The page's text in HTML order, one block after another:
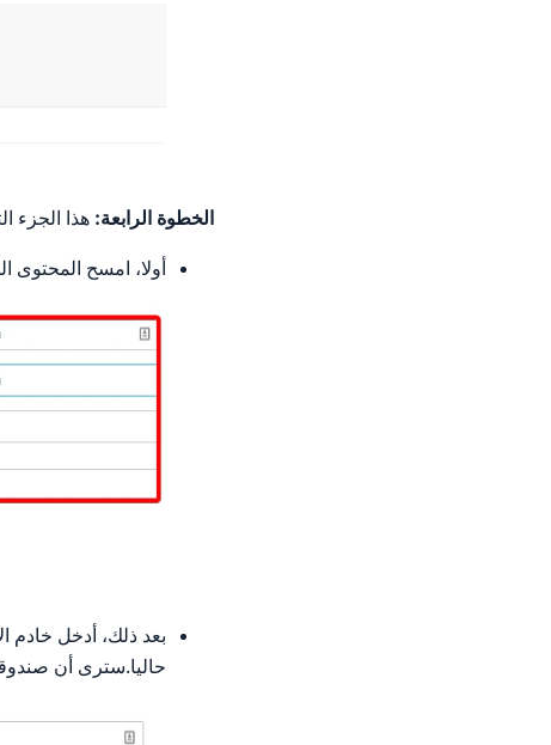
الخطوة الرابعة: هذا الجزء
أولا، امسح المحتوى
بعد ذلك، أدخل خادم
حاليا.سترى أن